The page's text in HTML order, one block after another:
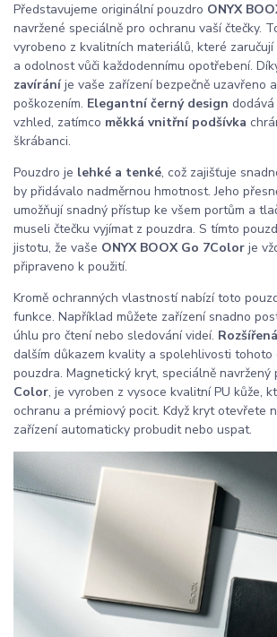
Představujeme originální pouzdro ONYX
navržené speciálně pro ochranu vaší čtečky.
vyrobeno z kvalitních materiálů, které
a odolnost vůči každodennímu opotřebení.
zavíráníje vaše zařízení bezpečně uzavřeno
poškozením. Elegantní černý design
vzhled, zatímco měkká vnitřní podšívka
škrábanci.
Pouzdro je lehké a tenké, což zajišťuje
by přidávalo nadměrnou hmotnost. Jeho
umožňují snadný přístup ke všem portům a
museli čtečku vyjímat z pouzdra. S tímto
jistotu, že vaše ONYX BOOX Go 7Color je
připraveno k použití.
Kromě ochranných vlastností nabízí toto
funkce. Například můžete zařízení snadno
úhlu pro čtení nebo sledování videí.
dalším důkazem kvality a spolehlivosti tohoto
pouzdra. Magnetický kryt, speciálně navržený
Color, je vyroben z vysoce kvalitní PU kůže,
ochranu a prémiový pocit. Když kryt otevřete
zařízení automaticky probudit nebo uspat.